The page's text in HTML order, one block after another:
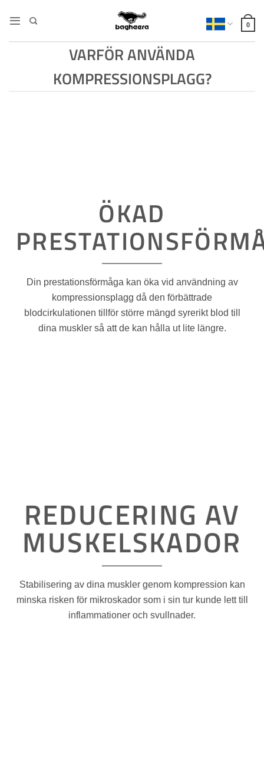
0
VARFÖR ANVÄNDA
KOMPRESSIONSPLAGG?
ÖKAD
Din prestationsförmåga kan öka vid användning av
kompressionsplagg då den förbättrade
blodcirkulationen tillför större mängd syrerikt blod till
dina muskler så att de kan hålla ut lite längre.
REDUCERING AV
MUSKELSKADOR
Stabilisering av dina muskler genom kompression kan
minska risken för mikroskador som i sin tur kunde lett till
inflammationer och svullnader.